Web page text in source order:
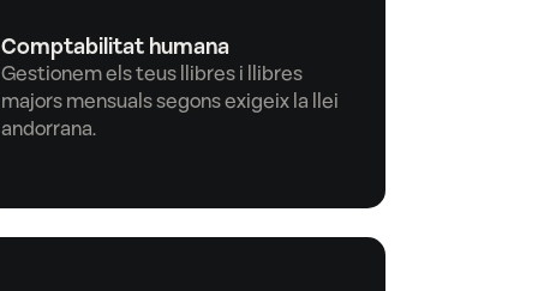
Comptabilitat humana
Gestionem els teus llibres i llibres
majors mensuals segons exigeix la llei
andorrana.